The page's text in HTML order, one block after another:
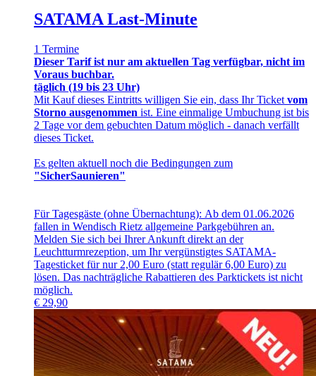
SATAMA Last-Minute
1 Termine
Dieser Tarif ist nur am aktuellen Tag verfügbar, nicht im
Voraus buchbar.
täglich (19 bis 23 Uhr)
Mit Kauf dieses Eintritts willigen Sie ein, dass Ihr Ticket vom
Storno ausgenommen ist. Eine einmalige Umbuchung ist bis
2 Tage vor dem gebuchten Datum möglich - danach verfällt
dieses Ticket.
Es gelten aktuell noch die Bedingungen zum
"SicherSaunieren"
Für Tagesgäste (ohne Übernachtung): Ab dem 01.06.2026
fallen in Wendisch Rietz allgemeine Parkgebühren an.
Melden Sie sich bei Ihrer Ankunft direkt an der
Leuchtturmrezeption, um Ihr vergünstigtes SATAMA-
Tagesticket für nur 2,00 Euro (statt regulär 6,00 Euro) zu
lösen. Das nachträgliche Rabattieren des Parktickets ist nicht
möglich.
€ 29,90